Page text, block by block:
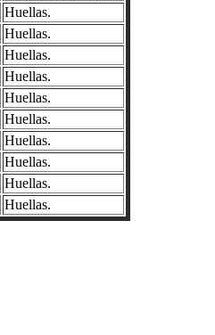
Huellas.
Huellas.
Huellas.
Huellas.
Huellas.
Huellas.
Huellas.
Huellas.
Huellas.
Huellas.